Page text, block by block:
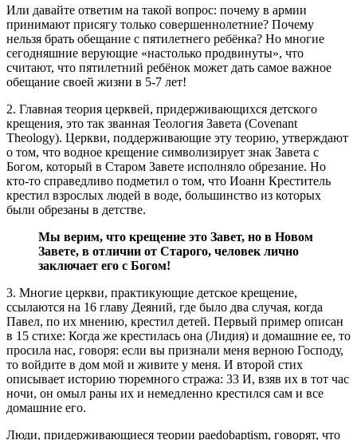
Или давайте ответим на такой вопрос: почему в армии
принимают присягу только совершеннолетние? Почему
нельзя брать обещание с пятилетнего ребёнка? Но многие
сегодняшние верующие «настолько продвинуты», что
считают, что пятилетний ребёнок может дать самое важное
обещание своей жизни в 5-7 лет!
2. Главная теория церквей, придерживающихся детского
крещения, это так званная Теология Завета (Covenant
Theology). Церкви, поддерживающие эту теорию, утверждают
о том, что водное крещение символизирует знак Завета с
Богом, который в Старом Завете исполняло обрезание. Но
кто-то справедливо подметил о том, что Иоанн Креститель
крестил взрослых людей в воде, большинство из которых
были обрезаны в детстве.
Мы верим, что крещение это Завет, но в Новом
Завете, в отличии от Старого, человек лично
заключает его с Богом!
3. Многие церкви, практикующие детское крещение,
ссылаются на 16 главу Деяний, где было два случая, когда
Павел, по их мнению, крестил детей. Первый пример описан
в 15 стихе: Когда же крестилась она (Лидия) и домашние ее, то
просила нас, говоря: если вы признали меня верною Господу,
то войдите в дом мой и живите у меня. И второй стих
описывает историю тюремного стража: 33 И, взяв их в тот час
ночи, он омыл раны их и немедленно крестился сам и все
домашние его.
Люди, придерживающиеся теории paedobaptism, говорят, что